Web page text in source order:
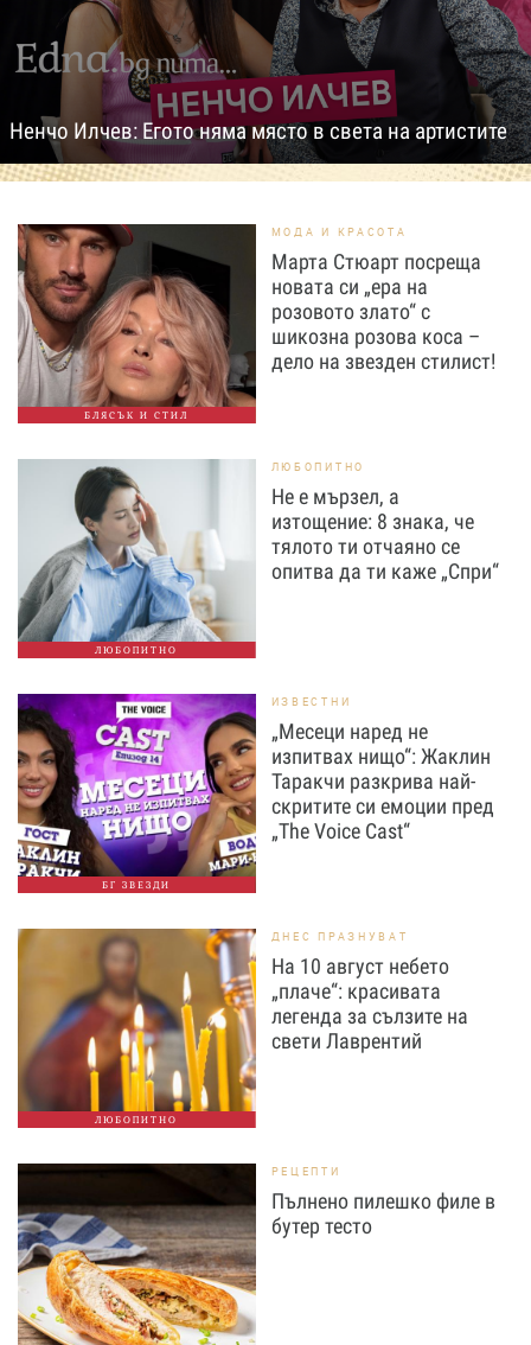
Ненчо Илчев: Егото няма място в света на артистите
БЛЯСЪК И СТИЛ
МОДА И КРАСОТА
Марта Стюарт посреща
новата си „ера на
розовото злато“ с
шикозна розова коса –
дело на звезден стилист!
ЛЮБОПИТНО
ЛЮБОПИТНО
Не е мързел, а
изтощение: 8 знака, че
тялото ти отчаяно се
опитва да ти каже „Спри“
БГ ЗВЕЗДИ
ИЗВЕСТНИ
„Месеци наред не
изпитвах нищо“: Жаклин
Таракчи разкрива най-
скритите си емоции пред
„The Voice Cast“
ЛЮБОПИТНО
ДНЕС ПРАЗНУВАТ
На 10 август небето
„плаче“: красивата
легенда за сълзите на
свети Лаврентий
РЕЦЕПТИ
Пълнено пилешко филе в
бутер тесто